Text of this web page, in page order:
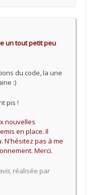
un tout petit peu
du code, la une
:)
pis !
nouvelles
en place. Il
N'hésitez pas à me
Merci.
, réalisée par